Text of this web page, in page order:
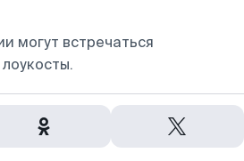
могут встречаться